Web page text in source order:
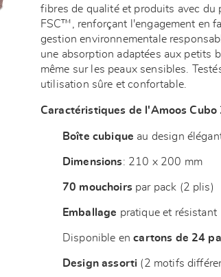
fibres de qualité et produits avec du
FSC™, renforçant l'engagement en
gestion environnementale
une absorption adaptées aux petits
même sur les peaux sensibles.
utilisation sûre et confortable.
Caractéristiques de l'Amoos Cubo
Boîte cubique au design
Dimensions: 210 x 200 mm
70 mouchoirspar pack (2 plis)
Emballage pratique et résistant
Disponible encartons de 24
Design assorti (2 motifs